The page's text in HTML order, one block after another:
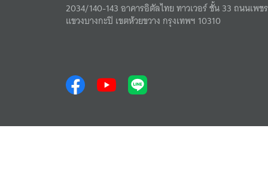
2034/140-143 อาคารอิตัลไทย ทาวเวอร์ ชั้น 33 ถนนเพ
แขวงบางกะปิ เขตห้วยขวาง กรุงเทพฯ 10310